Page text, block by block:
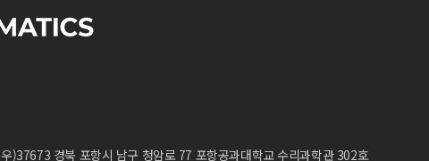
우)37673 경북 포항시 남구 청암로 77 포항공과대학교 수리과학관 302호